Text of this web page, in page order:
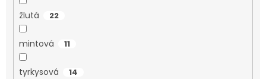
žlutá 22
mintová 11
tyrkysová 14